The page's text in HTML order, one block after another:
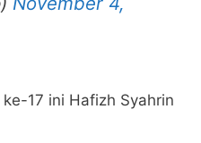
17 ini Hafizh Syahrin